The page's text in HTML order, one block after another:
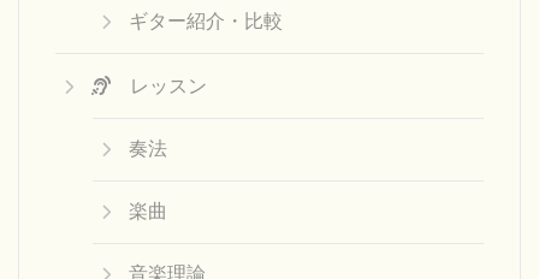
ギター紹介・比較
レッスン
奏法
楽曲
音楽理論